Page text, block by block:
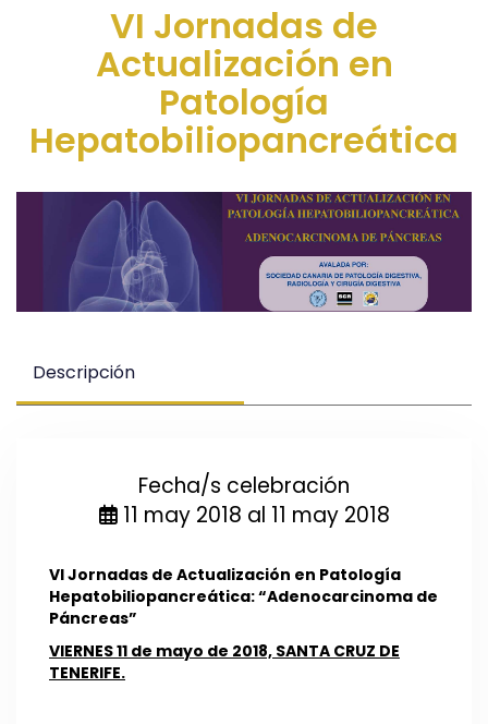
VI Jornadas de
Actualización en
Patología
Hepatobiliopancreática
Descripción
Fecha/s celebración
11 may 2018 al 11 may 2018
VI Jornadas de Actualización en Patología
Hepatobiliopancreática: “Adenocarcinoma de
Páncreas”
VIERNES 11 de mayo de 2018, SANTA CRUZ DE
TENERIFE.